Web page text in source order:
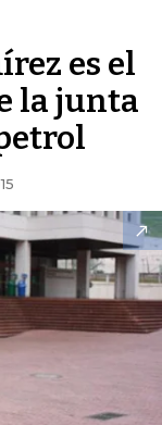
es el
la junta